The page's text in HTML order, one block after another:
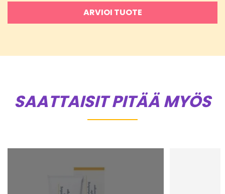
ARVIOI TUOTE
SAATTAISIT PITÄÄ MYÖS